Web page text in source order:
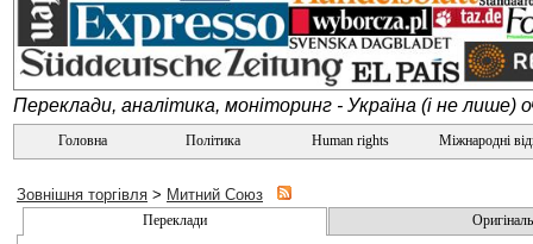
Переклади, аналітика, моніторинг - Україна (і не лише)
Головна Політика Human rights Міжнародні
Зовнішня торгівля > Митний Союз
Переклади